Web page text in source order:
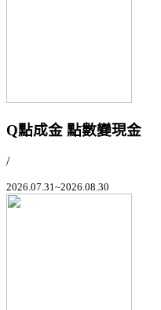
Q點成金 點數變現金
/
2026.07.31~2026.08.30